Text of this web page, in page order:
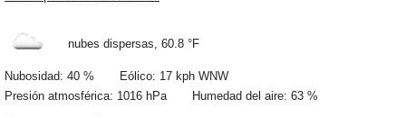
nubes dispersas, 60.8 °F
Nubosidad: 40 % Eólico: 17 kph WNW
Presión atmosférica: 1016 hPa Humedad del aire: 63 %